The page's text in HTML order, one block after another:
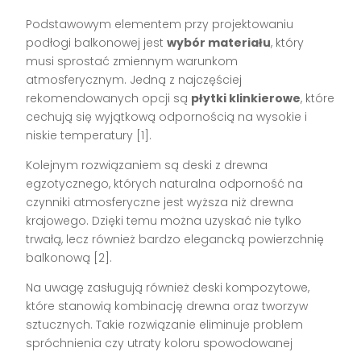
Podstawowym elementem przy projektowaniu
podłogi balkonowej jestwybór materiału, który
musi sprostać zmiennym warunkom
atmosferycznym. Jedną z najczęściej
rekomendowanych opcji są płytki klinkierowe, które
cechują się wyjątkową odpornością na wysokie i
niskie temperatury [1].
Kolejnym rozwiązaniem są deski z drewna
egzotycznego, których naturalna odporność na
czynniki atmosferyczne jest wyższa niż drewna
krajowego. Dzięki temu można uzyskać nie tylko
trwałą, lecz również bardzo elegancką powierzchnię
balkonową [2].
Na uwagę zasługują również deski kompozytowe,
które stanowią kombinację drewna oraz tworzyw
sztucznych. Takie rozwiązanie eliminuje problem
spróchnienia czy utraty koloru spowodowanej